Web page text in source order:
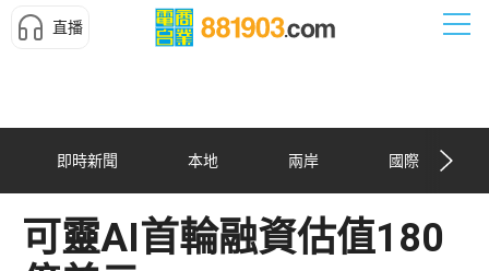
直播
即時新聞 本地 兩岸 國際
可靈AI首輪融資估值180